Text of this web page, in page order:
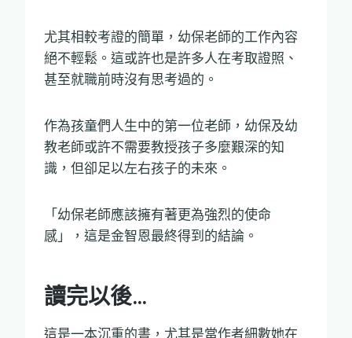
尤其相較考證的簡單，幼保老師的工作內容
絕不輕鬆。這或許也是許多人在考取證照、
甚至就職前時沒有思考過的。
作為孩童們人生中的第一位老師，幼保及幼
教老師或許不需要教授孩子多麼艱深的知
識，但卻足以左右孩子的未來。
「幼保老師應該擁有著更為強烈的使命
感」，這是金智恩最終得到的結論。
讀完以後…
這是一本沉重的書，尤其是當作者細數她在